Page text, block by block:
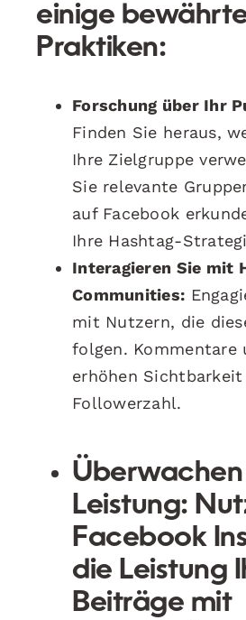
einige
Praktiken:
Forschung über Ihr
Finden Sie heraus,
Ihre Zielgruppe
Sie relevante
auf Facebook
Ihre Hashtag-
Interagieren Sie mit
Communities:
mit Nutzern, die
folgen. Kommentare
erhöhen Sichtbarkeit
Followerzahl.
Überwachen
Leistung:
Facebook
die Leistung
Beiträge mit